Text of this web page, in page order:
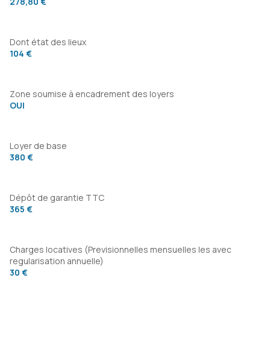
Dont état des lieux
104 €
Zone soumise à encadrement des loyers
OUI
Loyer de base
380 €
Dépôt de garantie TTC
365 €
Charges locatives (Previsionnelles mensuelles les avec
regularisation annuelle)
30 €